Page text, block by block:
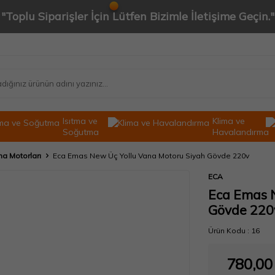
"Toplu Siparişler İçin Lütfen Bizimle İletişime Geçin."
Isıtma ve
Soğutma
Klima ve
Havalandırma
Motorları Eca Emas New Üç Yollu Vana Motoru Siyah Gövde 220v
ECA
Eca Emas
Gövde
Ürün Kodu : 16
780,00